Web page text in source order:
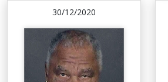
30/12/2020